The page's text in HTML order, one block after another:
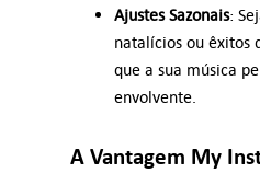
Ajustes Sazonais:
natalícios ou êxitos
que a sua música
envolvente.
A Vantagem My